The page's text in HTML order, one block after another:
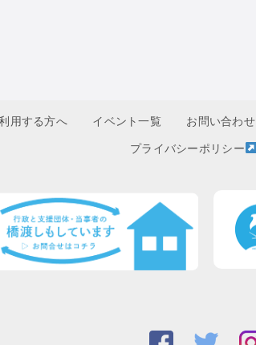
用する方へ イベント一覧 お問い合わせ
プライバシーポリシー